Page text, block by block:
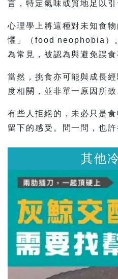
言，特定氣味或質地足以
心理學上將這種對未知食
懼」（food neophobia）
為常見，被認為與避免誤食
當然，挑食亦可能與成長
度相關，並非單一原因所致
有些人拒絕的，未必只是
留下的感受。問一問，也